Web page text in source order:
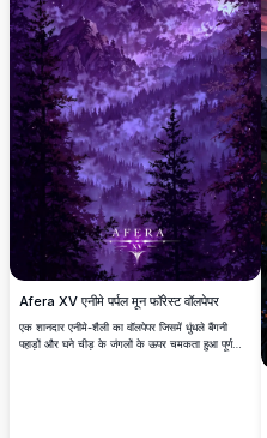
Afera XV एनीमे पर्पल मून फॉरेस्ट वॉलपेपर
एक शानदार एनीमे-शैली का वॉलपेपर जिसमें धुंधले बैंगनी
पहाड़ों और घने चीड़ के जंगलों के ऊपर चमकता हुआ पूर्ण